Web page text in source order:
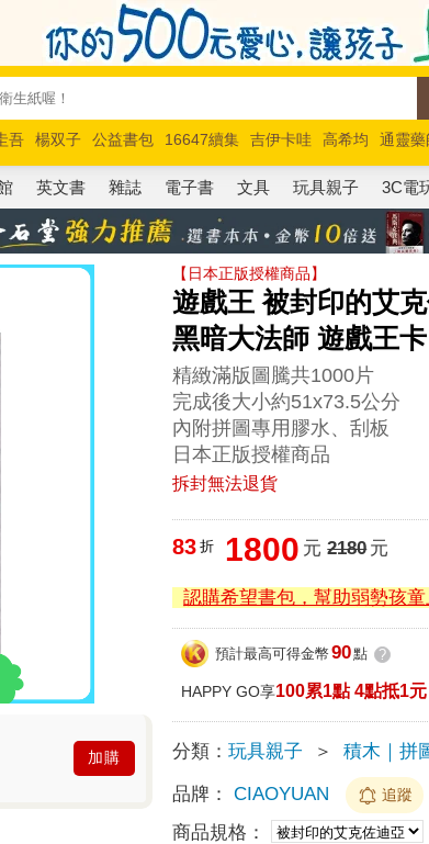
吾 楊双子 公益書包 16647續集 吉伊卡哇 高希均
通靈藥
路邊攤新作
馬斯克 玩具總動員5 超慢跑
英文書 雜誌 電子書 文具 玩具親子 3C電
【日本正版授權商品】
遊戲王 被封印的艾
黑暗大法師 遊戲王
精緻滿版圖騰共1000片
完成後大小約51x73.5公分
內附拼圖專用膠水、刮板
日本正版授權商品
拆封無法退貨
加購
83 折 1800 元 2180元
認購希望書包，幫助弱勢孩童
預計最高可得金幣 90點 ?
HAPPY GO享100累1點 4點抵1元
分類：玩具親子 ＞ 積木｜拼
品牌： CIAOYUAN 追蹤
商品規格：